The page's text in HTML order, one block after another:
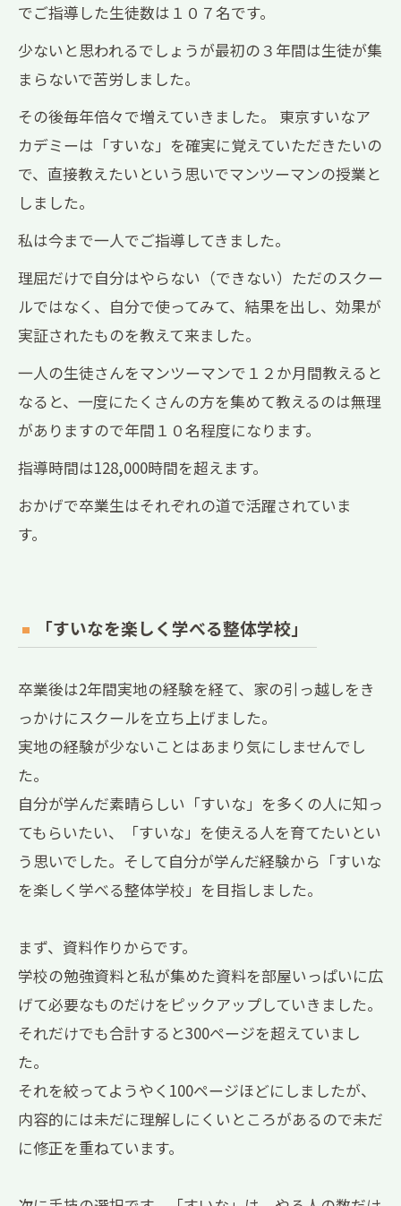
でご指導した生徒数は１０７名です。
少ないと思われるでしょうが最初の３年間は生徒が集
まらないで苦労しました。
その後毎年倍々で増えていきました。 東京すいなア
カデミーは「すいな」を確実に覚えていただきたいの
で、直接教えたいという思いでマンツーマンの授業と
しました。
私は今まで一人でご指導してきました。
理屈だけで自分はやらない（できない）ただのスクー
ルではなく、自分で使ってみて、結果を出し、効果が
実証されたものを教えて来ました。
一人の生徒さんをマンツーマンで１２か月間教えると
なると、一度にたくさんの方を集めて教えるのは無理
がありますので年間１０名程度になります。
指導時間は128,000時間を超えます。
おかげで卒業生はそれぞれの道で活躍されていま
す。
「すいなを楽しく学べる整体学校」
卒業後は2年間実地の経験を経て、家の引っ越しをき
っかけにスクールを立ち上げました。
実地の経験が少ないことはあまり気にしませんでし
た。
自分が学んだ素晴らしい「すいな」を多くの人に知っ
てもらいたい、「すいな」を使える人を育てたいとい
う思いでした。そして自分が学んだ経験から「すいな
を楽しく学べる整体学校」を目指しました。
まず、資料作りからです。
学校の勉強資料と私が集めた資料を部屋いっぱいに広
げて必要なものだけをピックアップしていきました。
それだけでも合計すると300ページを超えていまし
た。
それを絞ってようやく100ページほどにしましたが、
内容的には未だに理解しにくいところがあるので未だ
に修正を重ねています。